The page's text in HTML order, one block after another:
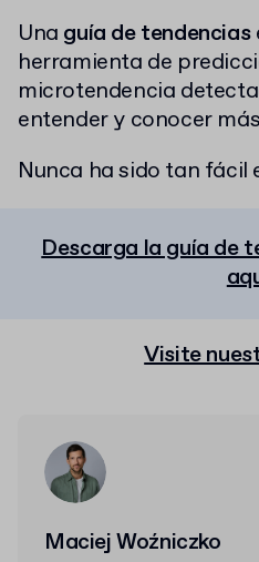
Una guía de tendencias
herramienta de
microtendencia
entender y conocer
Nunca ha sido tan fácil
Descarga la guía de
Visite
Maciej Woźniczko